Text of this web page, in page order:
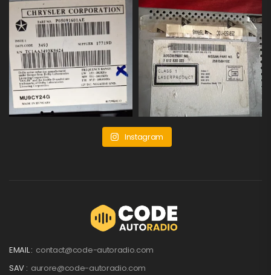
Instagram
EMAIL : contact@code-autoradio.com
SAV : aurore@code-autoradio.com